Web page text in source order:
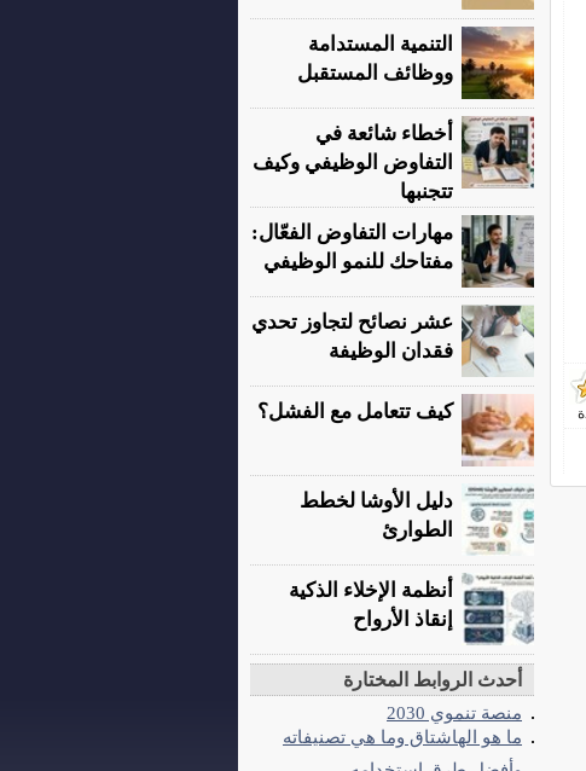
التنمية المستدامة
ووظائف المستقبل
أخطاء شائعة في
التفاوض الوظيفي وكيف
تتجنبها
مهارات التفاوض الفعّال:
مفتاحك للنمو الوظيفي
عشر نصائح لتجاوز تحدي
فقدان الوظيفة
كيف تتعامل مع الفشل؟
دليل الأوشا لخطط
الطوارئ
أنظمة الإخلاء الذكية
إنقاذ الأرواح
أحدث الروابط المختارة
منصة تنموي 2030
ما هو الهاشتاق وما هي تصنيفاته
وأفضل طرق استخدامه